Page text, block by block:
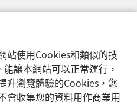
站使用Cookies和類似的技
讓本網站可以正常運行，
升瀏覽體驗的Cookies，您
會收集您的資料用作商業用